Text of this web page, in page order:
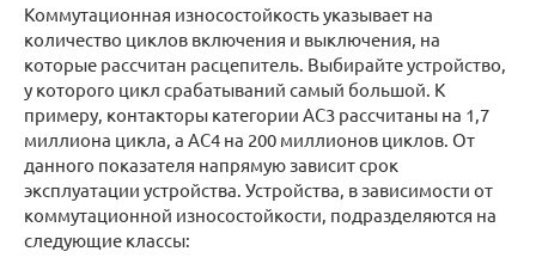
Коммутационная износостойкость указывает на
количество циклов включения и выключения, на
которые рассчитан расцепитель. Выбирайте устройство,
у которого цикл срабатываний самый большой. К
примеру, контакторы категории АС3 рассчитаны на 1,7
миллиона цикла, а АС4 на 200 миллионов циклов. От
данного показателя напрямую зависит срок
эксплуатации устройства. Устройства, в зависимости от
коммутационной износостойкости, подразделяются на
следующие классы: